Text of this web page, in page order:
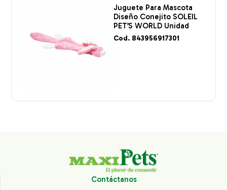
Juguete Para Mascota
Diseño Conejito SOLEIL
PET’S WORLD Unidad
Cod. 843956917301
Contáctanos